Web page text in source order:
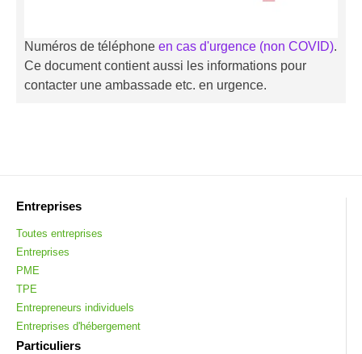
Numéros de téléphone en cas d'urgence (non COVID).
Ce document contient aussi les informations pour
contacter une ambassade etc. en urgence.
Entreprises
Toutes entreprises
Entreprises
PME
TPE
Entrepreneurs individuels
Entreprises d'hébergement
Particuliers